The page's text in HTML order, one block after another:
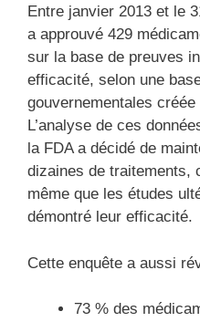
Entre janvier 2013 et le
a approuvé 429
sur la base de preuves
efficacité, selon une
gouvernementales
L’analyse de ces
la FDA a décidé de
dizaines de traitements,
même que les études
démontré leur efficacité.
Cette enquête a aussi
73 % des